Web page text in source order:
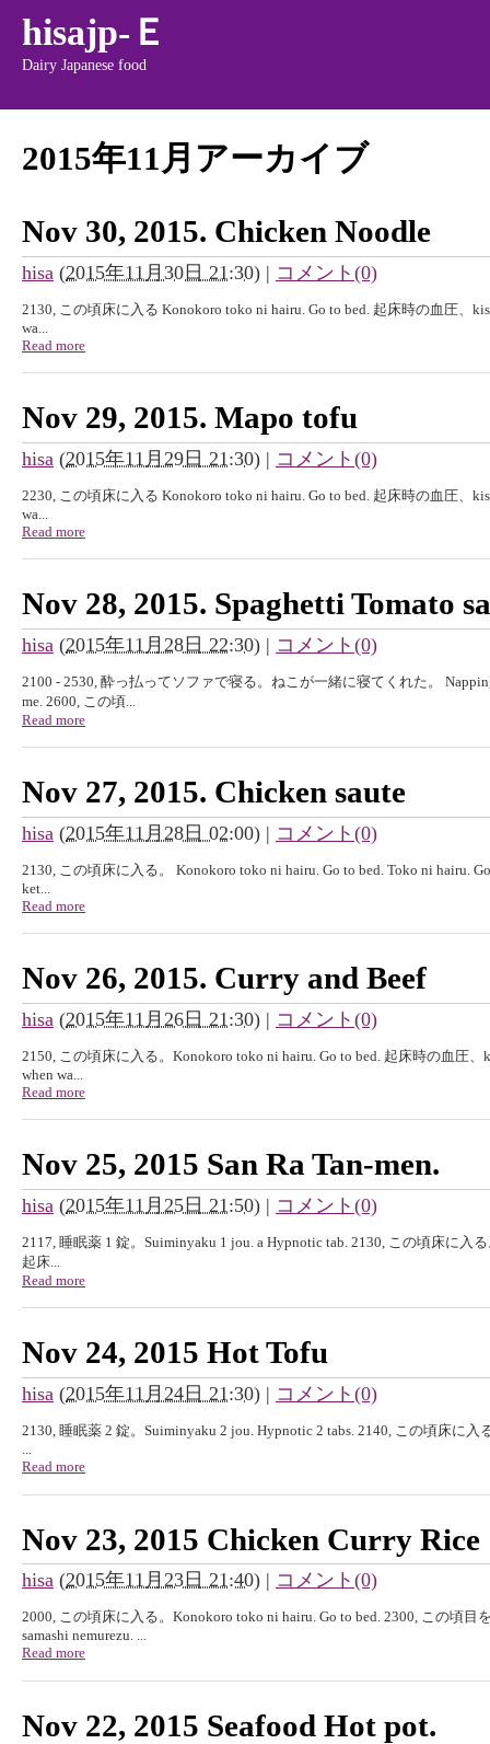
hisajp-Ｅ
Dairy Japanese food
2015年11月アーカイブ
Nov 30, 2015. Chicken Noodle
hisa (2015年11月30日 21:30) | コメント(0)
2130, この頃床に入る Konokoro toko ni hairu. Go to bed. 起床時の血圧、
wa...
Read more
Nov 29, 2015. Mapo tofu
hisa (2015年11月29日 21:30) | コメント(0)
2230, この頃床に入る Konokoro toko ni hairu. Go to bed. 起床時の血圧、
wa...
Read more
Nov 28, 2015. Spaghetti Tomato
hisa (2015年11月28日 22:30) | コメント(0)
2100 - 2530, 酔っ払ってソファで寝る。ねこが一緒に寝てくれた。
me. 2600, この頃...
Read more
Nov 27, 2015. Chicken saute
hisa (2015年11月28日 02:00) | コメント(0)
2130, この頃床に入る。 Konokoro toko ni hairu. Go to bed. Toko ni hairu.
ket...
Read more
Nov 26, 2015. Curry and Beef
hisa (2015年11月26日 21:30) | コメント(0)
2150, この頃床に入る。Konokoro toko ni hairu. Go to bed. 起床時の血圧、
when wa...
Read more
Nov 25, 2015 San Ra Tan-men.
hisa (2015年11月25日 21:50) | コメント(0)
2117, 睡眠薬 1 錠。Suiminyaku 1 jou. a Hypnotic tab. 2130, この頃床に入
起床...
Read more
Nov 24, 2015 Hot Tofu
hisa (2015年11月24日 21:30) | コメント(0)
2130, 睡眠薬 2 錠。Suiminyaku 2 jou. Hypnotic 2 tabs. 2140, この頃床に入
...
Read more
Nov 23, 2015 Chicken Curry Rice
hisa (2015年11月23日 21:40) | コメント(0)
2000, この頃床に入る。Konokoro toko ni hairu. Go to bed. 2300, この頃目
samashi nemurezu. ...
Read more
Nov 22, 2015 Seafood Hot pot.